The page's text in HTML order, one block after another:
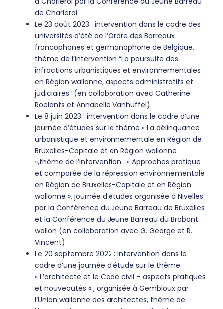
de Charleroi
Le 23 août 2023 : intervention dans le cadre des
universités d’été de l’Ordre des Barreaux
francophones et germanophone de Belgique,
thème de l’intervention “La poursuite des
infractions urbanistiques et environnementales
en Région wallonne, aspects administratifs et
judiciaires” (en collaboration avec Catherine
Roelants et Annabelle Vanhuffel)
Le 8 juin 2023 : intervention dans le cadre d’une
journée d’études sur le thème « La délinquance
urbanistique et environnementale en Région de
Bruxelles-Capitale et en Région wallonne
»,thème de l’intervention : « Approches pratique
et comparée de la répression environnementale
en Région de Bruxelles-Capitale et en Région
wallonne », journée d’études organisée à Nivelles
par la Conférence du Jeune Barreau de Bruxelles
et la Conférence du Jeune Barreau du Brabant
wallon (en collaboration avec G. George et R.
Vincent)
Le 20 septembre 2022 : Intervention dans le
cadre d’une journée d’étude sur le thème
« L’architecte et le Code civil – aspects pratiques
et nouveautés « , organisée à Gembloux par
l’Union wallonne des architectes, thème de